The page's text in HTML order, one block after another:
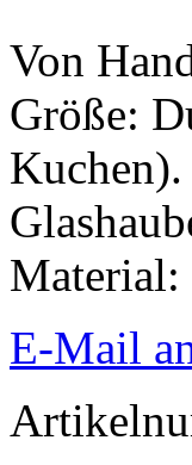
Von
Größe:
Kuchen).
Material:
E-Mail